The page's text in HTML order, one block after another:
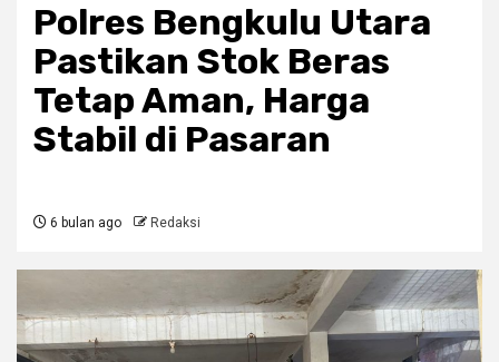
Polres Bengkulu Utara
Pastikan Stok Beras
Tetap Aman, Harga
Stabil di Pasaran
6 bulan ago Redaksi